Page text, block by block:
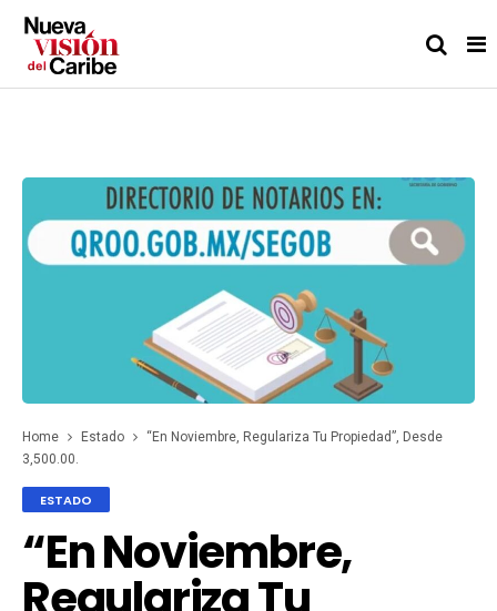
Home Estado
“En Noviembre, Regulariza Tu Propiedad”, Desde
3,500.00.
ESTADO
“En Noviembre,